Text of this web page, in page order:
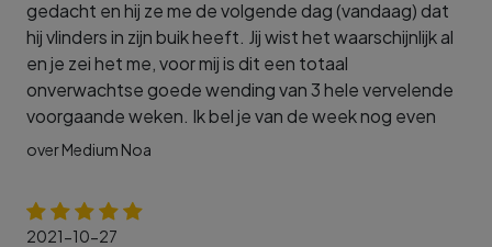
gedacht en hij ze me de volgende dag (vandaag) dat
hij vlinders in zijn buik heeft. Jij wist het waarschijnlijk al
en je zei het me, voor mij is dit een totaal
onverwachtse goede wending van 3 hele vervelende
voorgaande weken. Ik bel je van de week nog even
over Medium Noa
2021-10-27